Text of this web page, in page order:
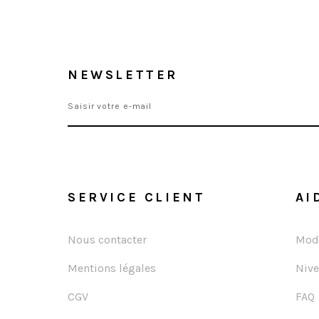
NEWSLETTER
SERVICE CLIENT
Nous contacter
Mentions légales
CGV FAQ